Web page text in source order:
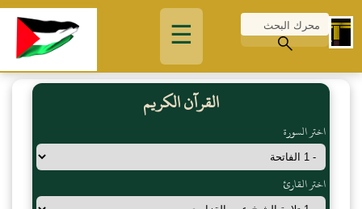
☰
القرآن الكريم
اختر السورة
اختر القارئ